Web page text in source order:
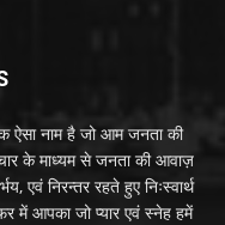
नाम है जो आम जनता की
के माध्यम से जनता की आवाज़
एवं निरन्तर रहते हुए निःस्वार्थ
में आपका जो प्यार एवं स्नेह हमें